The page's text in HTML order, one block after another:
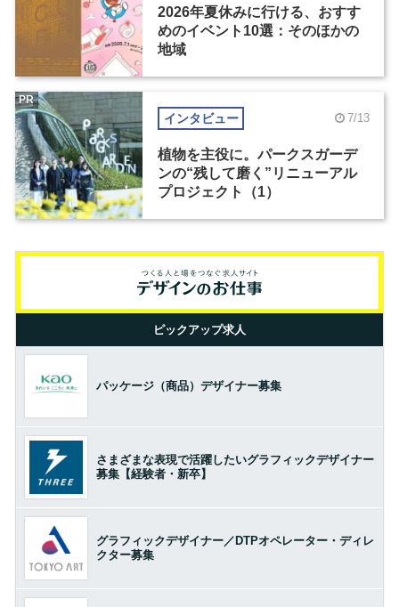
2026年夏休みに行ける、おすす
めのイベント10選：そのほかの
地域
インタビュー 7/13
植物を主役に。パークスガーデ
ンの“残して磨く”リニューアル
プロジェクト（1）
PR
ピックアップ求人
パッケージ（商品）デザイナー募集
さまざまな表現で活躍したいグラフィックデザイナー
募集【経験者・新卒】
グラフィックデザイナー／DTPオペレーター・ディレ
クター募集